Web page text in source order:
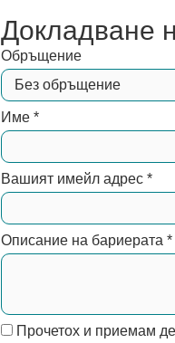
Докладване
Обръщение
Име *
Вашият имейл адрес *
Описание на бариерата *
Прочетох и приемам